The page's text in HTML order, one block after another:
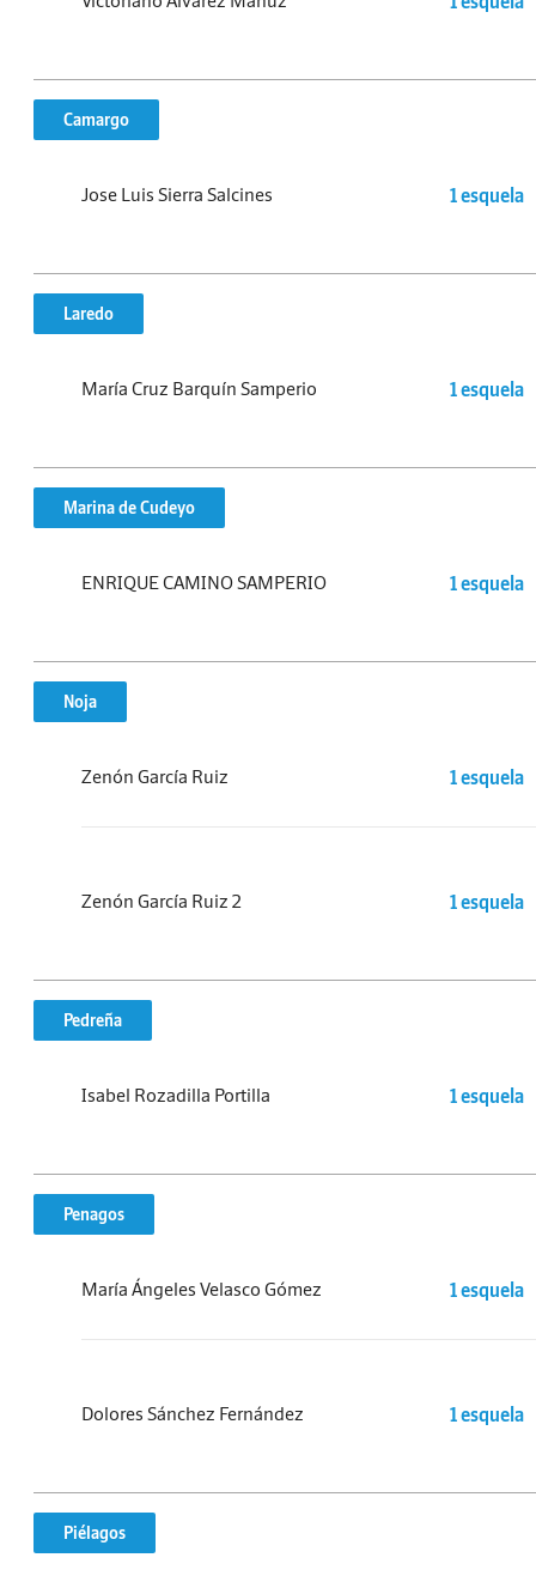
Camargo
Jose Luis Sierra Salcines 1 esquela
Laredo
María Cruz Barquín Samperio 1 esquela
Marina de Cudeyo
ENRIQUE CAMINO SAMPERIO 1 esquela
Noja
Zenón García Ruiz 1 esquela
Zenón García Ruiz 2 1 esquela
Pedreña
Isabel Rozadilla Portilla 1 esquela
Penagos
María Ángeles Velasco Gómez 1 esquela
Dolores Sánchez Fernández 1 esquela
Piélagos